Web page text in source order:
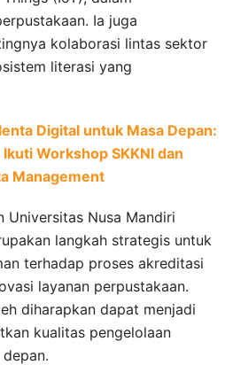
Ia juga
kolaborasi lintas sektor
literasi yang
Digital untuk Masa Depan:
Workshop SKKNI dan
Management
Universitas Nusa Mandiri
langkah strategis untuk
terhadap proses akreditasi
layanan perpustakaan.
diharapkan dapat menjadi
kualitas pengelolaan